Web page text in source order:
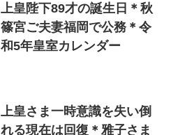
上皇陛下89才の誕生日＊秋
篠宮ご夫妻福岡で公務＊令
和5年皇室カレンダー
上皇さま一時意識を失い倒
れる現在は回復＊雅子さま